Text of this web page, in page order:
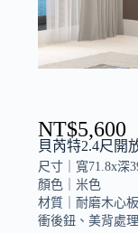
貝芮特2.4尺開
NT$5,600
尺寸｜ 寬71.8x深
顏色｜ 米色
材質｜ 耐磨木心
衝後鈕、美背處理